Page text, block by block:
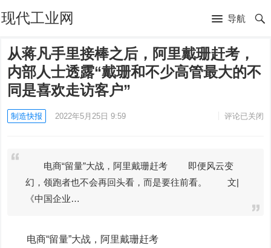
现代工业网 导航
从蒋凡手里接棒之后，阿里戴珊赶考，
内部人士透露“戴珊和不少高管最大的不
同是喜欢走访客户”
制造快报 2022年5月25日 9:59 评论已关闭
电商“留量”大战，阿里戴珊赶考 即便风云变
幻，领跑者也不会再回头看，而是要往前看。 文|
《中国企业…
电商“留量”大战，阿里戴珊赶考